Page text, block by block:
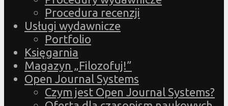
Procedura recenzji
Usługi wydawnicze
Portfolio
Księgarnia
Magazyn „Filozofuj!”
Open Journal Systems
Czym jest Open Journal Systems?